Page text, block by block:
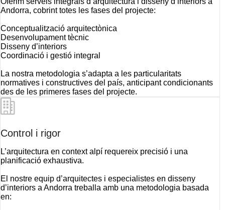
Andorra, cobrint totes les fases del projecte:
Conceptualització arquitectònica
Desenvolupament tècnic
Disseny d’interiors
Coordinació i gestió integral
La nostra metodologia s’adapta a les particularitats
normatives i constructives del país, anticipant condicionants
des de les primeres fases del projecte.
Control i rigor
L’arquitectura en context alpí requereix precisió i una
planificació exhaustiva.
El nostre equip d’arquitectes i especialistes en disseny
d’interiors a Andorra treballa amb una metodologia basada
en: